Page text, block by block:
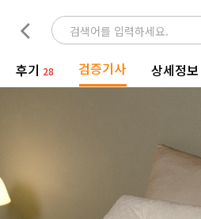
후기 28 검증기사 상세정보